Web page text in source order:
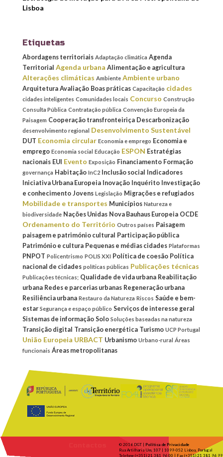
Lisboa
Etiquetas
Abordagens territoriais Adaptação climática Agenda
Territorial Agenda urbana Alimentação e agricultura
Alterações climáticas Ambiente Ambiente urbano
Arquitetura Avaliação Boas práticas Capacitação cidades
cidades inteligentes Comunidades locais Concurso Construção
Consulta Pública Contratação pública Convenção Europeia da
Paisagem Cooperação transfronteiriça Descarbonização
desenvolvimento regional Desenvolvimento Sustentável
DUT Economia circular Economia e emprego Economia e
emprego Economia social Educação ESPON Estratégias
nacionais EUI Evento Exposição Financiamento Formação
governança Habitação InC2 Inclusão social
Indicadores
Iniciativa Urbana Europeia Inovação Inquérito Investigação
e conhecimento Jovens Legislação Migrações e refugiados
Mobilidade e transportes Municípios Natureza e
biodiversidade Nações Unidas Nova Bauhaus Europeia OCDE
Ordenamento do Território Outros países Paisagem
paisagem e património cultural Participação pública
Património e cultura Pequenas e médias cidades Plataformas
PNPOT Policentrismo POLIS XXI Política de coesão Política
nacional de cidades políticas públicas Publicações técnicas
Publicações técnicas; Qualidade de vida urbana Reabilitação
urbana Redes e parcerias urbanas Regeneração urbana
Resiliência urbana Restauro da Natureza Riscos Saúde e bem-
estar Segurança e espaço público Serviços de interesse geral
Sistemas de informação Solo Soluções baseadas na natureza
Transição digital Transição energética Turismo UCP Portugal
União Europeia URBACT Urbanismo Urbano-rural Áreas
funcionais Áreas metropolitanas
© 2016 DGT | Política de Privacidade
Rua Artilharia Um, 107 | 1099-052 Lisboa, Portugal
Telefone (+351) 21 381 96 00 | Fax (+351) 21 381 96 99